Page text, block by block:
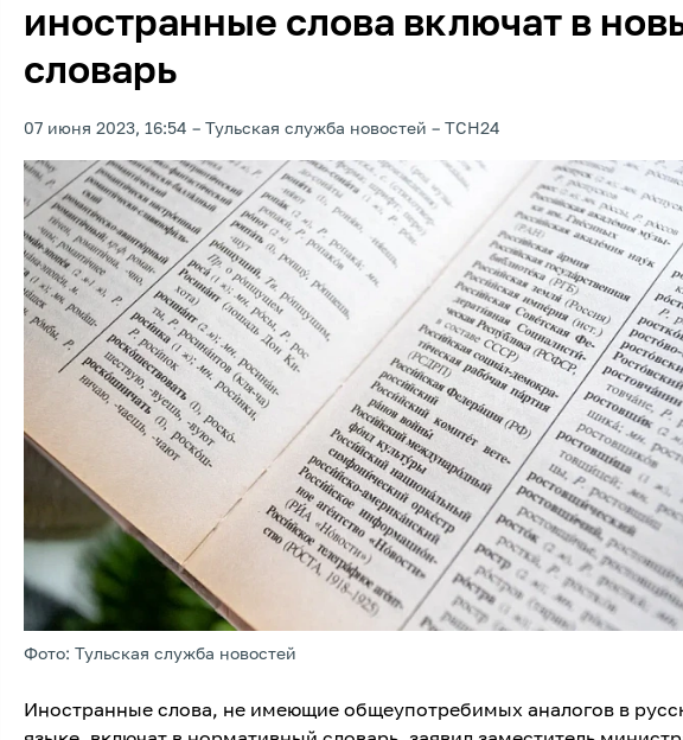
иностранные слова включат в
словарь
07 июня 2023, 16:54 Тульская служба новостей ТСН24
Фото: Тульская служба новостей
Иностранные слова, не имеющие общеупотребимых аналогов в